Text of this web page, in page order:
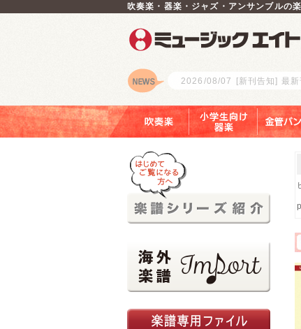
吹奏楽・器楽・ジャズ・アンサンブルの
ロゴ
2026/08/07 [新刊告知] 最